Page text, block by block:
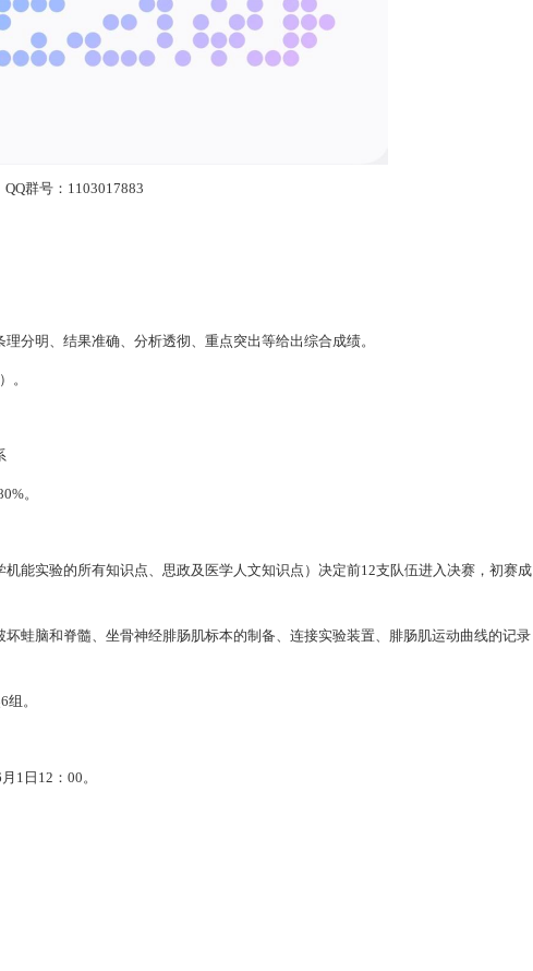
QQ群号：1103017883
分明、结果准确、分析透彻、重点突出等给出综合成绩。
。
。
能实验的所有知识点、思政及医学人文知识点）决定前12支队伍进入决赛，初赛成
蛙脑和脊髓、坐骨神经腓肠肌标本的制备、连接实验装置、腓肠肌运动曲线的记录
。
1日12：00。